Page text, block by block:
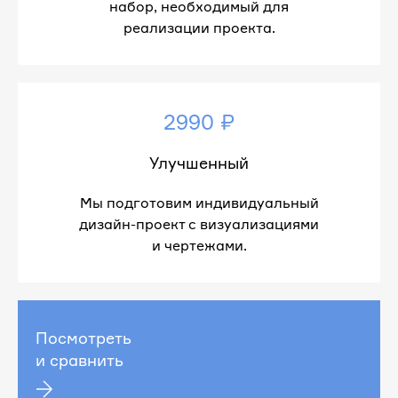
набор, необходимый для
реализации проекта.
2990 ₽
Улучшенный
Мы подготовим индивидуальный
дизайн-проект с визуализациями
и чертежами.
Посмотреть
и сравнить